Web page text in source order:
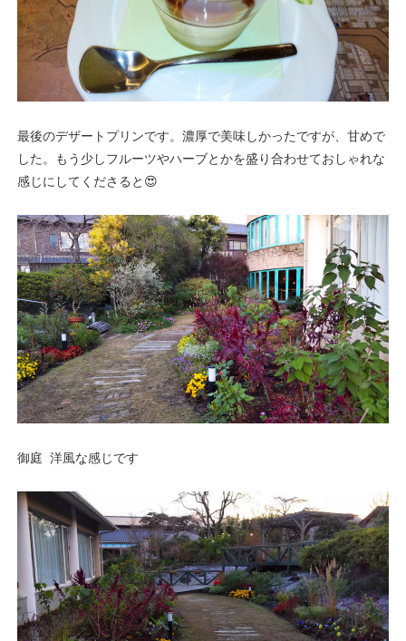
最後のデザートプリンです。濃厚で美味しかったですが、甘めで
した。もう少しフルーツやハーブとかを盛り合わせておしゃれな
感じにしてくださると😍
御庭 洋風な感じです